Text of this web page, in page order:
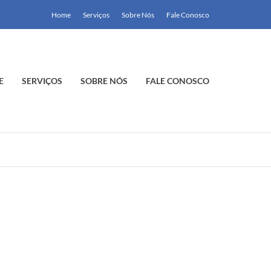
Home Serviços Sobre Nós Fale Conosco
SERVIÇOS SOBRE NÓS FALE CONOSCO